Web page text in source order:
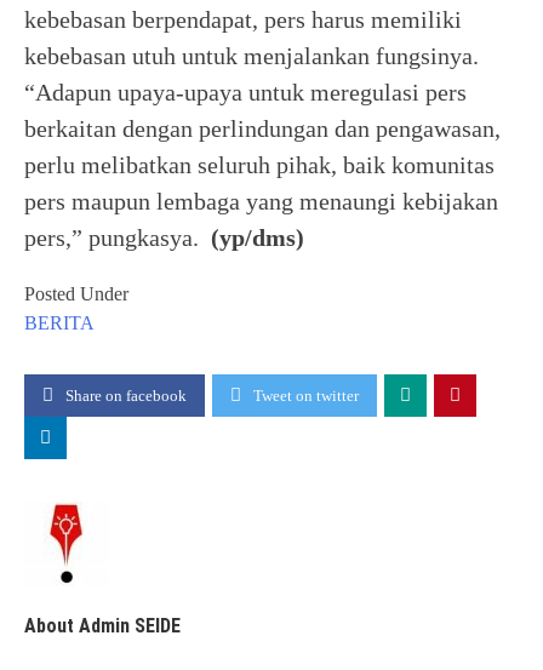
kebebasan berpendapat, pers harus memiliki
kebebasan utuh untuk menjalankan fungsinya.
“Adapun upaya-upaya untuk meregulasi pers
berkaitan dengan perlindungan dan pengawasan,
perlu melibatkan seluruh pihak, baik komunitas
pers maupun lembaga yang menaungi kebijakan
pers,” pungkasya. (yp/dms)
Posted Under
BERITA
Share on facebook Tweet on twitter
About Admin SEIDE